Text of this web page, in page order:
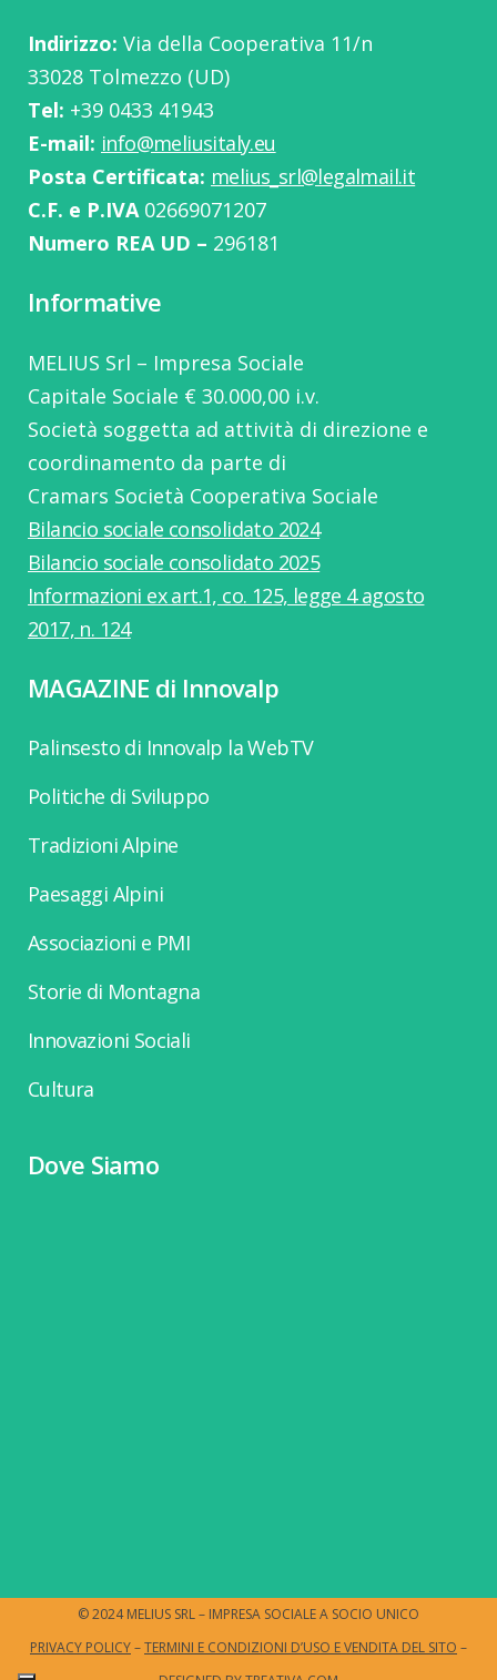
Indirizzo: Via della Cooperativa 11/n
33028 Tolmezzo (UD)
Tel: ‭+39 0433 41943
E-mail: info@meliusitaly.eu
Posta Certificata: melius_srl@legalmail.it
C.F. e P.IVA02669071207
Numero REA UD – 296181
Informative
MELIUS Srl – Impresa Sociale
Capitale Sociale € 30.000,00 i.v.
Società soggetta ad attività di direzione e
coordinamento da parte di
Cramars Società Cooperativa Sociale
Bilancio sociale consolidato 2024
Bilancio sociale consolidato 2025
Informazioni ex art.1, co. 125, legge 4 agosto
2017, n. 124
MAGAZINE di Innovalp
Palinsesto di Innovalp la WebTV
Politiche di Sviluppo
Tradizioni Alpine
Paesaggi Alpini
Associazioni e PMI
Storie di Montagna
Innovazioni Sociali
Cultura
Dove Siamo
© 2024 MELIUS SRL – IMPRESA SOCIALE A SOCIO UNICO
PRIVACY POLICY–TERMINI E CONDIZIONI D’USO E VENDITA DEL SITO –